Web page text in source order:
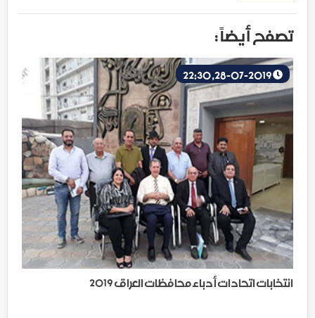
تصفح أيضاً :
انتخابات اتحادات أدباء محافظات العراق 2019